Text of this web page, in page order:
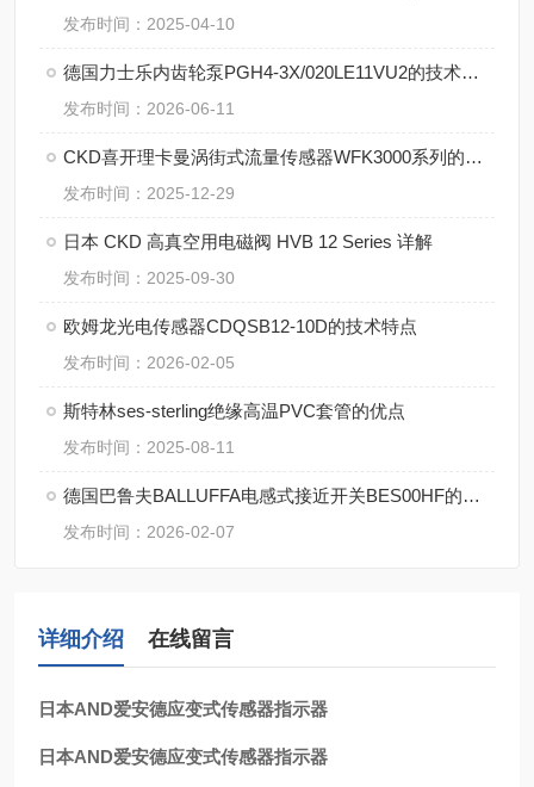
发布时间：2025-04-10
德国力士乐内齿轮泵PGH4-3X/020LE11VU2的技术特点
发布时间：2026-06-11
CKD喜开理卡曼涡街式流量传感器WFK3000系列的解析
发布时间：2025-12-29
日本 CKD 高真空用电磁阀 HVB 12 Series 详解
发布时间：2025-09-30
欧姆龙光电传感器CDQSB12-10D的技术特点
发布时间：2026-02-05
斯特林ses-sterling绝缘高温PVC套管的优点
发布时间：2025-08-11
德国巴鲁夫BALLUFFA电感式接近开关BES00HF的操作使用
发布时间：2026-02-07
详细介绍 在线留言
日本AND爱安德应变式传感器指示器
日本AND爱安德应变式传感器指示器